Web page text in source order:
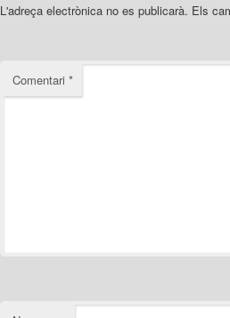
L'adreça electrònica no es publicarà. Els
Comentari *